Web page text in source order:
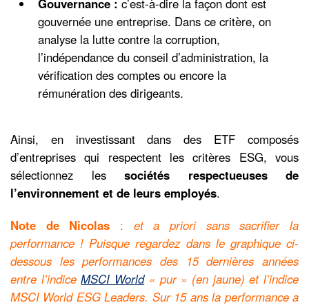
gouvernée une entreprise. Dans ce critère, on
analyse la lutte contre la corruption,
l’indépendance du conseil d’administration, la
vérification des comptes ou encore la
rémunération des dirigeants.
Ainsi, en investissant dans des ETF composés
d’entreprises qui respectent les critères ESG, vous
sélectionnez les sociétés respectueuses de
l’environnement et de leurs employés.
Note de Nicolas : et a priori sans sacrifier la
performance ! Puisque regardez dans le graphique ci-
dessous les performances des 15 dernières années
entre l’indiceMSCI World« pur » (en jaune) et l’indice
MSCI World ESG Leaders. Sur 15 ans la performance a